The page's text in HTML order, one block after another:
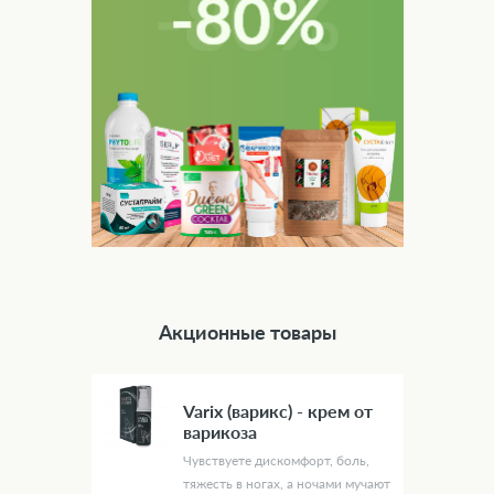
Акционные товары
Varix (варикс) - крем от
варикоза
Чувствуете дискомфорт, боль,
тяжесть в ногах, а ночами мучают